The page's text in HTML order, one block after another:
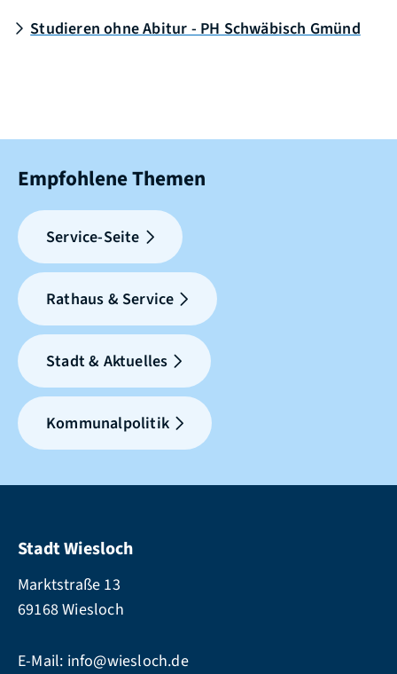
Studieren ohne Abitur - PH Schwäbisch Gmünd
Empfohlene Themen
Service-Seite
Rathaus & Service
Stadt & Aktuelles
Kommunalpolitik
Stadt Wiesloch
Marktstraße 13
69168 Wiesloch
E-Mail: info@wiesloch.de